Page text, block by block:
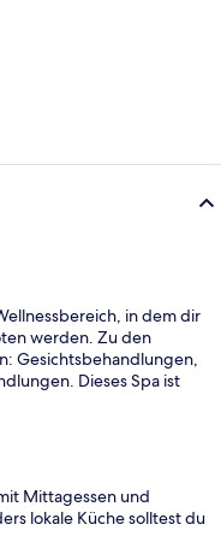
in dem dir
werden. Zu den
Gesichtsbehandlungen,
Dieses Spa ist
Mittagessen und
lokale Küche solltest du